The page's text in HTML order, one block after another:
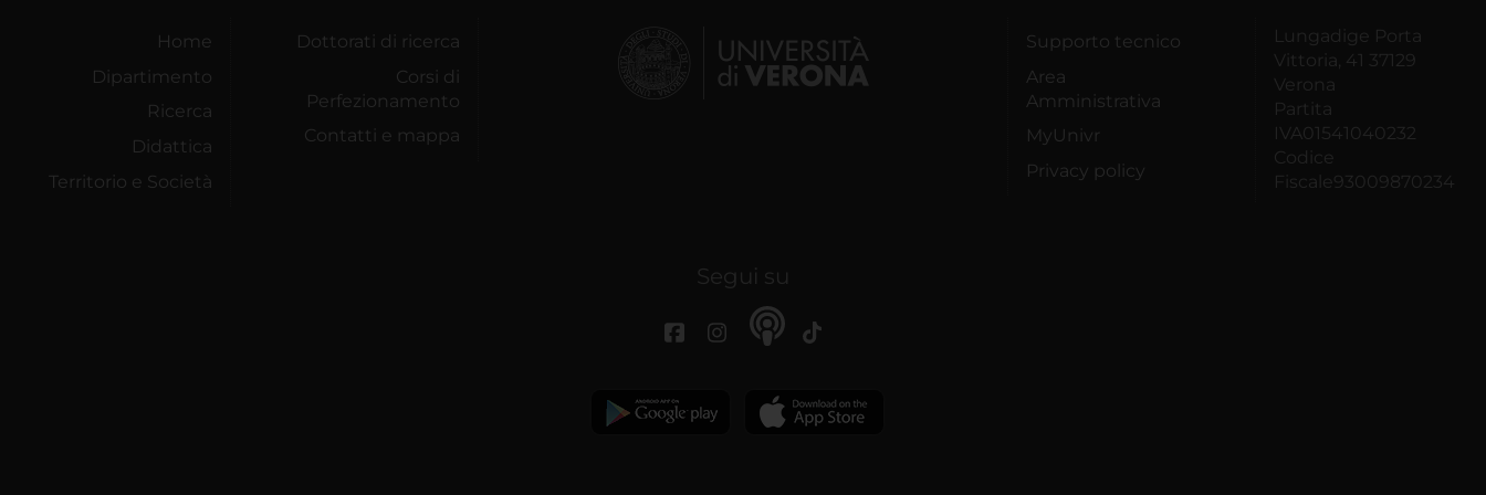
Home
Dipartimento
Ricerca
Didattica
Territorio e Società
Dottorati di ricerca
Corsi di
Perfezionamento
Contatti e mappa
Supporto tecnico
Area
Amministrativa
MyUnivr
Privacy policy
Lungadige Porta
Vittoria, 41 37129
Verona
Partita
IVA01541040232
Codice
Fiscale93009870234
Segui su